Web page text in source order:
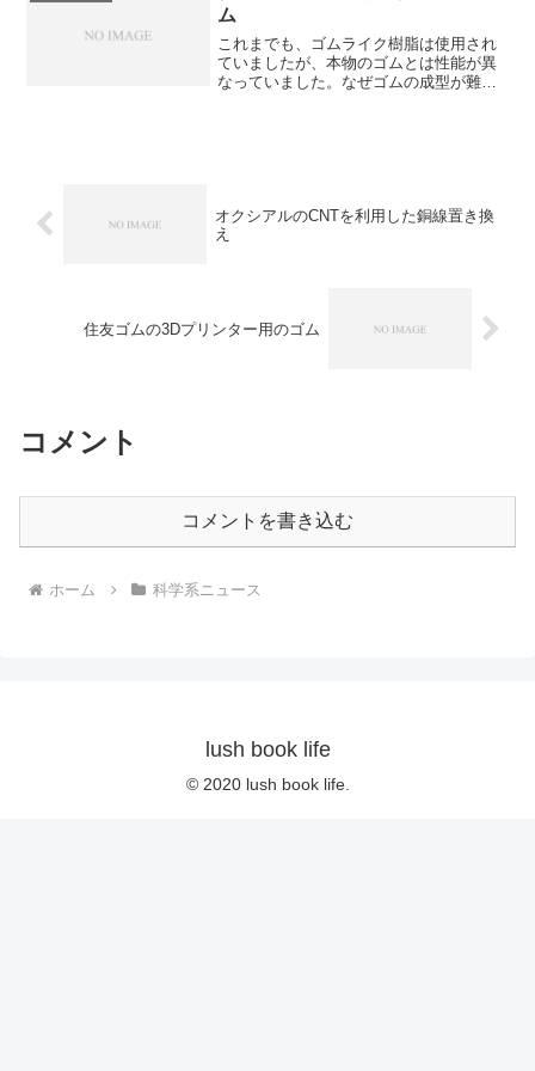
型の二つがあります。ネガ型とポジ型の
違いやそれぞれの特徴を知ることができ
ます。
ム
これまでも、ゴムライク樹脂は使用され
ていましたが、本物のゴムとは性能が異
なっていました。なぜゴムの成型が難し
オクシアルのCNTを利用した銅線置き換
え
住友ゴムの3Dプリンター用のゴム
コメント
コメントを書き込む
ホーム 科学系ニュース
lush book life
© 2020 lush book life.